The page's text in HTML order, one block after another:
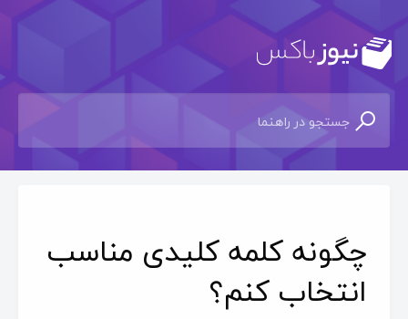
چگونه کلمه کلیدی مناسب
انتخاب کنم؟